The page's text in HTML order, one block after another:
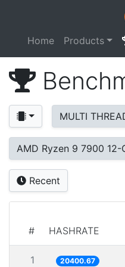
Home Products
MULTI
AMD Ryzen 9 7900
Recent
# HASHRATE
1 20400.67